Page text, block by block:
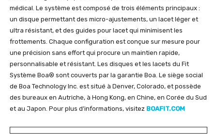
médical. Le système est composé de trois éléments principaux :
un disque permettant des micro-ajustements, un lacet léger et
ultra résistant, et des guides pour lacet qui minimisent les
frottements. Chaque configuration est conçue sur mesure pour
une précision sans effort qui procure un maintien rapide,
personnalisable et résistant. Les disques et les lacets du Fit
Système Boa® sont couverts par la garantie Boa. Le siège social
de Boa Technology Inc. est situé à Denver, Colorado, et possède
des bureaux en Autriche, à Hong Kong, en Chine, en Corée du Sud
et au Japon. Pour plus d’informations, visitez BOAFIT.COM